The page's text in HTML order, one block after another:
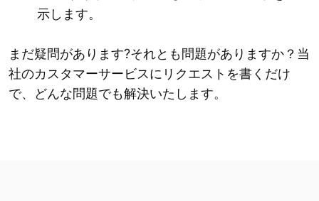
示します。
まだ疑問があります?それとも問題がありますか？当
社のカスタマーサービスにリクエストを書くだけ
で、どんな問題でも解決いたします。